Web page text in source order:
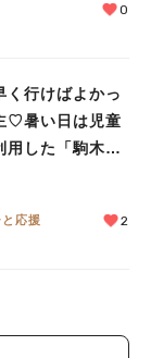
0
く行けばよかっ
♡暑い日は児童
用した「駒木台
と応援 2